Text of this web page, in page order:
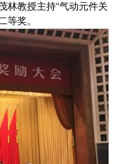
林教授主持“气动元件关
等奖。